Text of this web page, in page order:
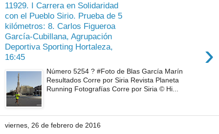
11929. I Carrera en Solidaridad
con el Pueblo Sirio. Prueba de 5
kilómetros: 8. Carlos Figueroa
García-Cubillana, Agrupación
Deportiva Sporting Hortaleza,
16:45
›
Número 5254 ? #Foto de Blas García Marín
Resultados Corre por Siria Revista Planeta
Running Fotografías Corre por Siria © Hi...
viernes, 26 de febrero de 2016